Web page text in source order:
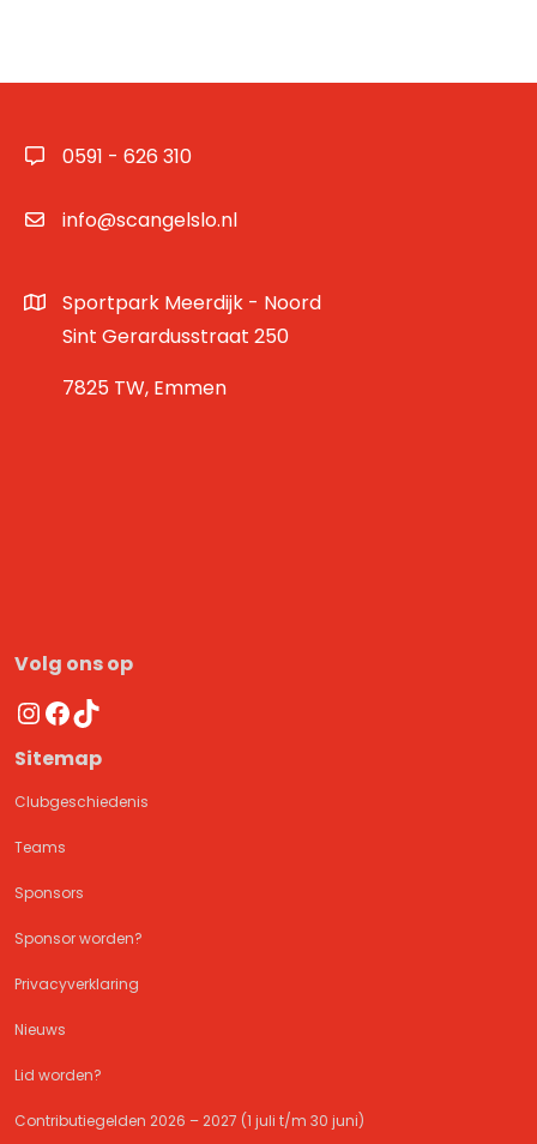
0591 - 626 310
info@scangelslo.nl
Sportpark Meerdijk - Noord
Sint Gerardusstraat 250
7825 TW, Emmen
Volg ons op
Instagram
Facebook
TikTok
Sitemap
Clubgeschiedenis
Teams
Sponsors
Sponsor worden?
Privacyverklaring
Nieuws
Lid worden?
Contributiegelden 2026 – 2027 (1 juli t/m 30 juni)